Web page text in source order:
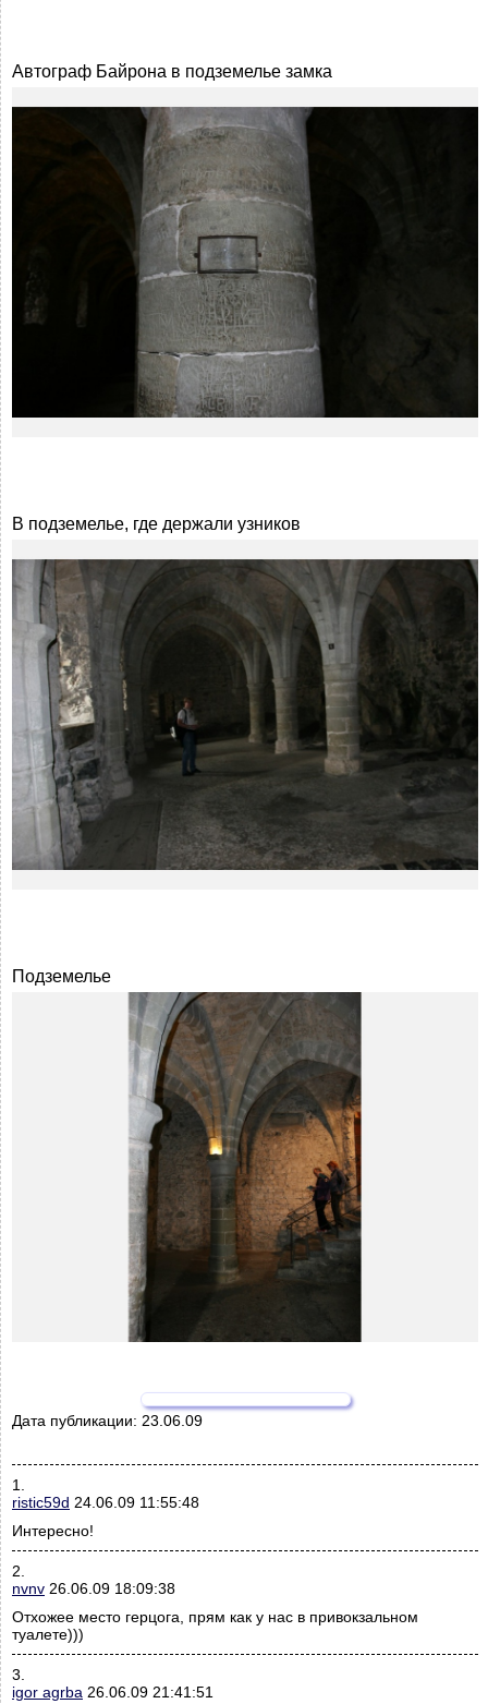
Автограф Байрона в подземелье замка
В подземелье, где держали узников
Подземелье
Дата публикации: 23.06.09
1.
ristic59d 24.06.09 11:55:48
Интересно!
2.
nvnv 26.06.09 18:09:38
Отхожее место герцога, прям как у нас в привокзальном
туалете)))
3.
igor agrba 26.06.09 21:41:51